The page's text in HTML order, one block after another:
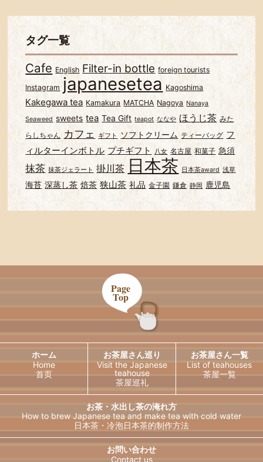
タグ一覧
Cafe English Filter-in bottle foreign tourists
Instagram japanesetea Kagoshima
Kakegawa tea Kamakura MATCHA Nagoya Nanaya
Seaweed sweets tea Tea Gift teapot ななや ほうじ茶 みた
らしちゃん カフェ ギフト ソフトクリーム ティーバッグ フ
ィルターインボトル プチギフト 八女 名古屋 和菓子 急須
抹茶 抹茶ジェラート 掛川茶 日本茶 日本茶award 浅草
海苔 深蒸し茶 焙茶 狭山茶 礼品 金子園 鎌倉 静岡 鹿児島
ホーム
Home
首页
お茶屋さん巡り
Visit the Japanese
teahouse
茶屋巡礼
お茶屋さん一覧
List of teahouses
茶屋一覧
お茶・水出し茶の淹れ方
How to brew Japanese tea and make tea with cold water
日本茶・冷泡日本茶的制作方法
お問い合わせ
Contact us
Page
Top